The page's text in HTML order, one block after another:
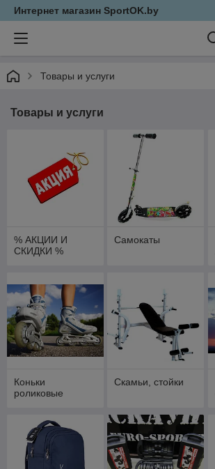
Интернет магазин SportOK.by
Товары и услуги
Товары и услуги
% АКЦИИ И
СКИДКИ %
Самокаты
Коньки
роликовые
Скамьи, стойки